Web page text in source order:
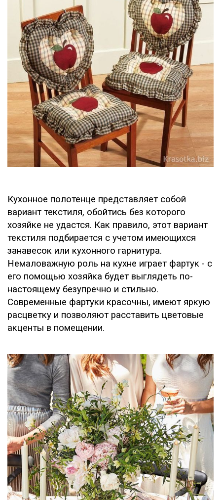
Кухонное полотенце представляет собой
вариант текстиля, обойтись без которого
хозяйке не удастся. Как правило, этот вариант
текстиля подбирается с учетом имеющихся
занавесок или кухонного гарнитура.
Немаловажную роль на кухне играет фартук - с
его помощью хозяйка будет выглядеть по-
настоящему безупречно и стильно.
Современные фартуки красочны, имеют яркую
расцветку и позволяют расставить цветовые
акценты в помещении.